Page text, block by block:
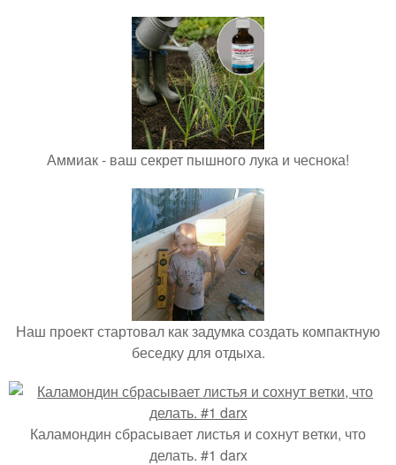
Аммиак - ваш секрет пышного лука и чеснока!
Наш проект стартовал как задумка создать компактную
беседку для отдыха.
Каламондин сбрасывает листья и сохнут ветки, что
делать. #1 darx